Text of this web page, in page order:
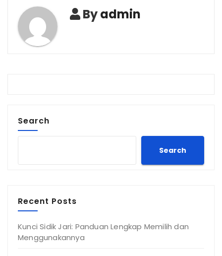
Byadmin
Search
Search
Recent Posts
Kunci Sidik Jari: Panduan Lengkap Memilih dan
Menggunakannya